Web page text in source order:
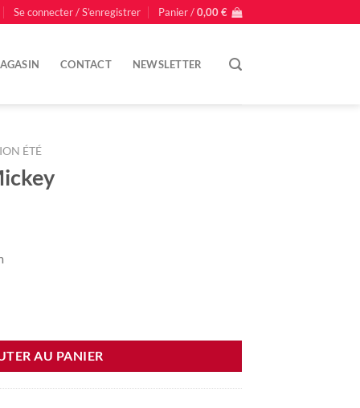
Se connecter / S’enregistrer Panier /0,00€
CONTACT NEWSLETTER
ÉTÉ
AU PANIER